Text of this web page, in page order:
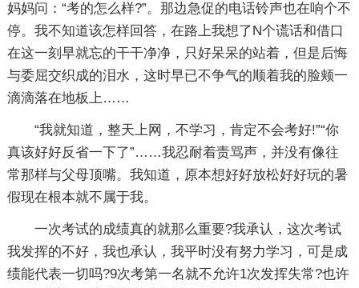
妈妈问：“考的怎么样?”。那边急促的电话铃声也在响个不
停。我不知道该怎样回答，在路上我想了N个谎话和借口
在这一刻早就忘的干干净净，只好呆呆的站着，但是后悔
与委屈交织成的泪水，这时早已不争气的顺着我的脸颊一
滴滴落在地板上……
“我就知道，整天上网，不学习，肯定不会考好!”“你
真该好好反省一下了”……我忍耐着责骂声，并没有像往
常那样与父母顶嘴。我知道，原本想好好放松好好玩的暑
假现在根本就不属于我。
一次考试的成绩真的就那么重要?我承认，这次考试
我发挥的不好，我也承认，我平时没有努力学习，可是成
绩能代表一切吗?9次考第一名就不允许1次发挥失常?也许